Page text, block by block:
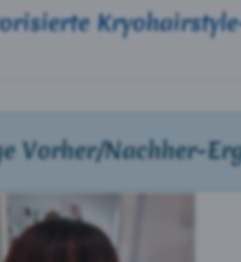
Vorher/Nachher-